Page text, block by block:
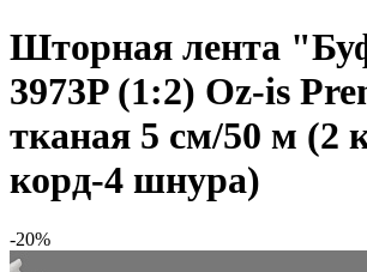
Шторная лента
3973P (1:2) Oz-is
тканая 5 см/50 м (2
корд-4 шнура)
-20%